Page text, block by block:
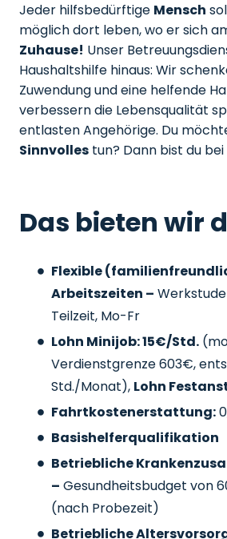
Jeder hilfsbedürftige Mensch
möglich dort leben, wo er sich
Zuhause! Unser
Haushaltshilfe hinaus: Wir
Zuwendung und eine helfende
verbessern die Lebensqualität
entlasten Angehörige. Du
Sinnvolles tun? Dann bist du
Das bieten wir
Flexible
Arbeitszeiten –
Teilzeit, Mo-Fr
Lohn Minijob: 15€/Std.
Verdienstgrenze 603€,
Std./Monat), Lohn
Fahrtkostenerstattung:
Basishelferqualifikation
Betriebliche
– Gesundheitsbudget von
(nach Probezeit)
Betriebliche